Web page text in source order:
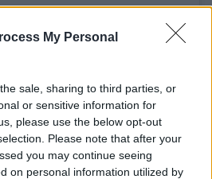
My Personal
sale, sharing to third parties, or
or sensitive information for
please use the below opt-out
Please note that after your
you may continue seeing
on personal information utilized by
Karavas (@yiorgoskaravas_official)